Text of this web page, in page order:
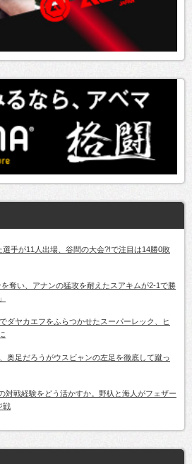
選手が11人出場、谷間の大会?!で注目は14勝0敗
を奪い、アナンの猛攻を耐えたスアキムが2-1で勝
ダヤカエフをふらつかせたスーパーレック、ヒ
奥足だろうがウスビャンの左足を徹底して蹴っ
対戦経験をどう活かすか。野杁と海人がフェザー
戦